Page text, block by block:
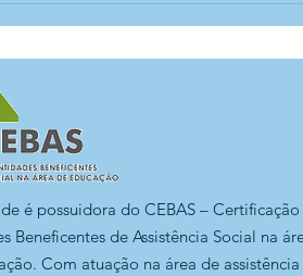
semestre dos
CEDESP Santo
é possuidora do CEBAS –
Beneficentes de Assistência Social na
Com atuação na área de assistência